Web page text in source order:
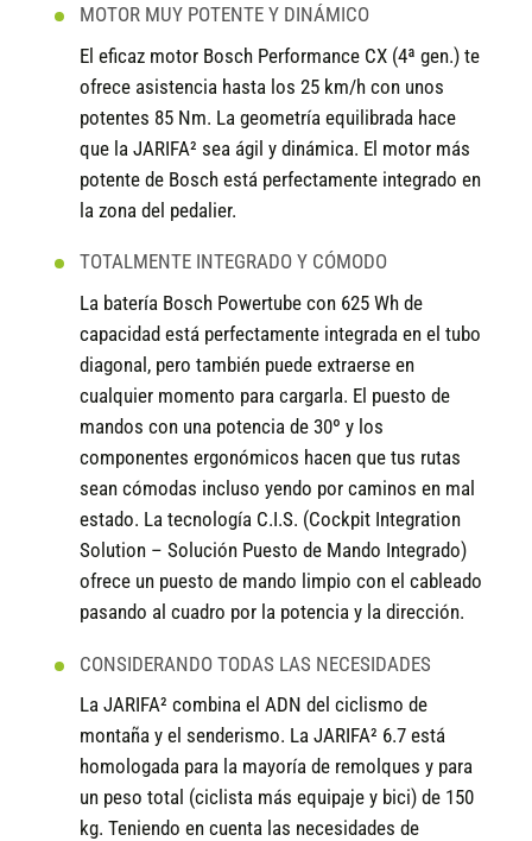
MOTOR MUY POTENTE Y DINÁMICO
El eficaz motor Bosch Performance CX (4ª gen.) te
ofrece asistencia hasta los 25 km/h con unos
potentes 85 Nm. La geometría equilibrada hace
que la JARIFA² sea ágil y dinámica. El motor más
potente de Bosch está perfectamente integrado en
la zona del pedalier.
TOTALMENTE INTEGRADO Y CÓMODO
La batería Bosch Powertube con 625 Wh de
capacidad está perfectamente integrada en el tubo
diagonal, pero también puede extraerse en
cualquier momento para cargarla. El puesto de
mandos con una potencia de 30º y los
componentes ergonómicos hacen que tus rutas
sean cómodas incluso yendo por caminos en mal
estado. La tecnología C.I.S. (Cockpit Integration
Solution – Solución Puesto de Mando Integrado)
ofrece un puesto de mando limpio con el cableado
pasando al cuadro por la potencia y la dirección.
CONSIDERANDO TODAS LAS NECESIDADES
La JARIFA² combina el ADN del ciclismo de
montaña y el senderismo. La JARIFA² 6.7 está
homologada para la mayoría de remolques y para
un peso total (ciclista más equipaje y bici) de 150
kg. Teniendo en cuenta las necesidades de